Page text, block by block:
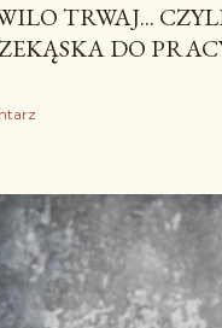
TRWAJ...
DO